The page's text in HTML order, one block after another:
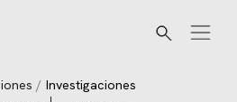
Buscar
Investigaciones